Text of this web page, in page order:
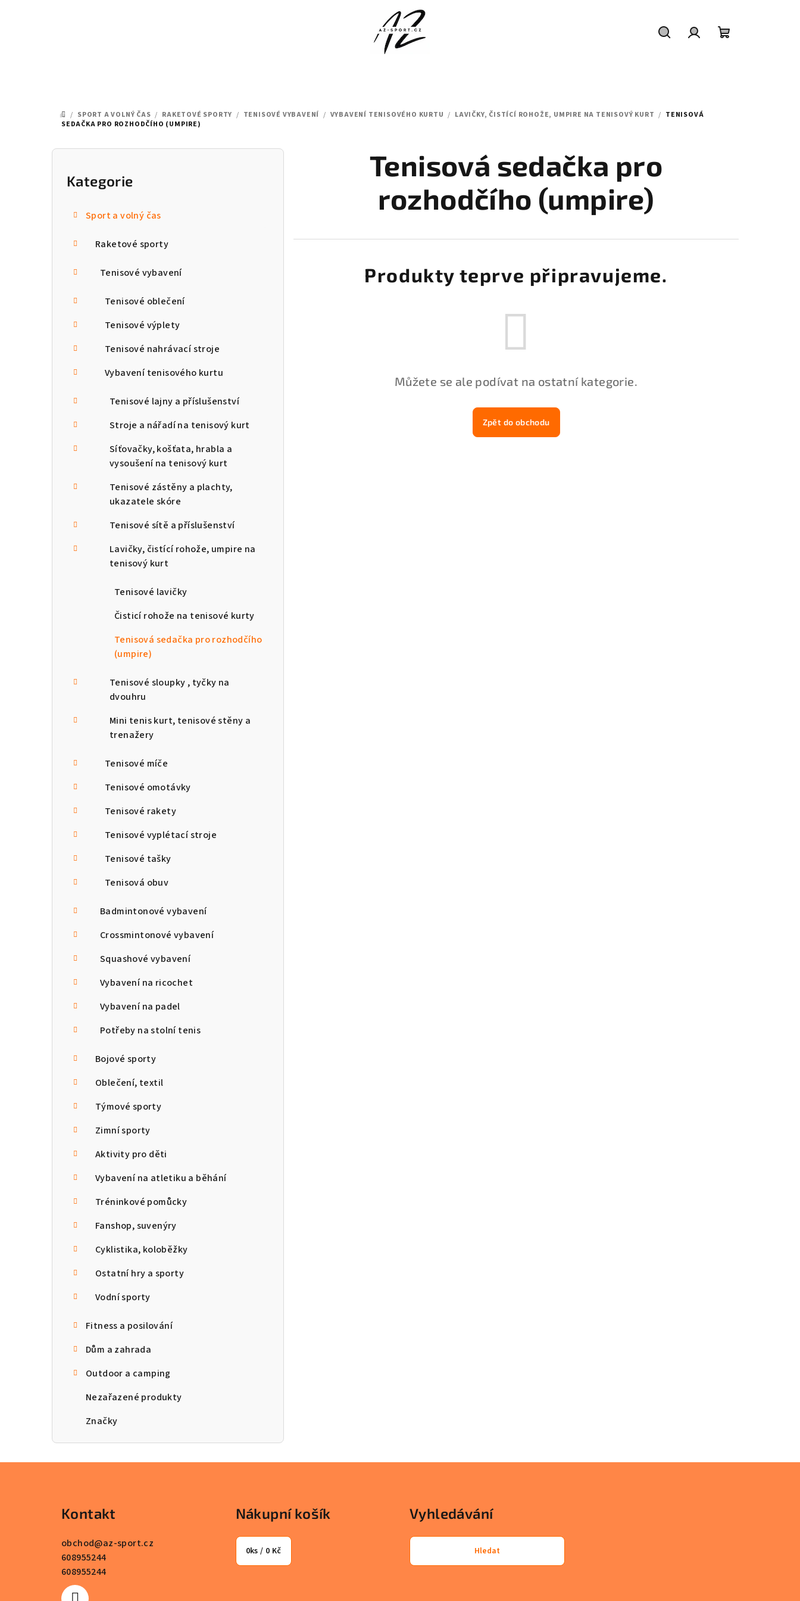
DOMŮ
/ SPORT A VOLNÝ ČAS / RAKETOVÉ SPORTY / TENISOVÉ VYBAVENÍ / VYBAVENÍ TENISOVÉHO KURTU / LAVIČKY, ČISTÍCÍ ROHOŽE, UMPIRE NA TENISOVÝ KURT / TENISOVÁ
SEDAČKA PRO ROZHODČÍHO (UMPIRE)
P
Přeskočit
kategorie
Kategorie
Sport a volný čas
Raketové sporty
Tenisové vybavení
Tenisové oblečení
Tenisové výplety
Tenisové nahrávací stroje
Vybavení tenisového kurtu
Tenisové lajny a příslušenství
Stroje a nářadí na tenisový kurt
Síťovačky, košťata, hrabla a
vysoušení na tenisový kurt
Tenisové zástěny a plachty,
ukazatele skóre
Tenisové sítě a příslušenství
Lavičky, čistící rohože, umpire na
tenisový kurt
Tenisové lavičky
Čisticí rohože na tenisové kurty
Tenisová sedačka pro rozhodčího
(umpire)
Tenisové sloupky , tyčky na
dvouhru
Mini tenis kurt, tenisové stěny a
trenažery
Tenisové míče
Tenisové omotávky
Tenisové rakety
Tenisové vyplétací stroje
Tenisové tašky
Tenisová obuv
Badmintonové vybavení
Crossmintonové vybavení
Squashové vybavení
Vybavení na ricochet
Vybavení na padel
Potřeby na stolní tenis
Bojové sporty
Oblečení, textil
Týmové sporty
Zimní sporty
Aktivity pro děti
Vybavení na atletiku a běhání
Tréninkové pomůcky
Fanshop, suvenýry
Cyklistika, koloběžky
Ostatní hry a sporty
Vodní sporty
Fitness a posilování
Dům a zahrada
Outdoor a camping
Nezařazené produkty
Značky
Tenisová sedačka pro
rozhodčího (umpire)
Produkty teprve připravujeme.
Můžete se ale podívat na ostatní kategorie.
Zpět do obchodu
Kontakt
obchod@az-sport.cz
608955244
608955244
Nákupní košík
0ks / 0 Kč
Vyhledávání
Hledat